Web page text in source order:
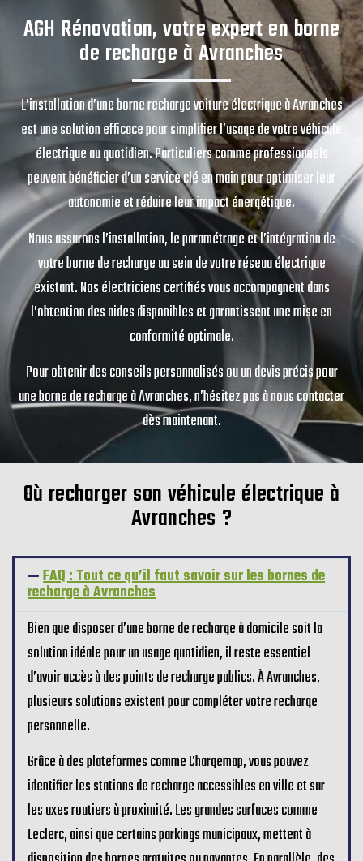
AGH Rénovation, votre expert en borne
de recharge à Avranches
L’installation d’une borne recharge voiture électrique à Avranches
est une solution efficace pour simplifier l’usage de votre véhicule
électrique au quotidien. Particuliers comme professionnels
peuvent bénéficier d’un service clé en main pour optimiser leur
autonomie et réduire leur impact énergétique.
Nous assurons l’installation, le paramétrage et l’intégration de
votre borne de recharge au sein de votre réseau électrique
existant. Nos électriciens certifiés vous accompagnent dans
l’obtention des aides disponibles et garantissent une mise en
conformité optimale.
Pour obtenir des conseils personnalisés ou un devis précis pour
une borne de recharge à Avranches, n’hésitez pas à nous contacter
dès maintenant.
Où recharger son véhicule électrique à
Avranches ?
FAQ : Tout ce qu’il faut savoir sur les bornes de
recharge à Avranches
Bien que disposer d’une borne de recharge à domicile soit la
solution idéale pour un usage quotidien, il reste essentiel
d’avoir accès à des points de recharge publics. À Avranches,
plusieurs solutions existent pour compléter votre recharge
personnelle.
Grâce à des plateformes comme Chargemap, vous pouvez
identifier les stations de recharge accessibles en ville et sur
les axes routiers à proximité. Les grandes surfaces comme
Leclerc, ainsi que certains parkings municipaux, mettent à